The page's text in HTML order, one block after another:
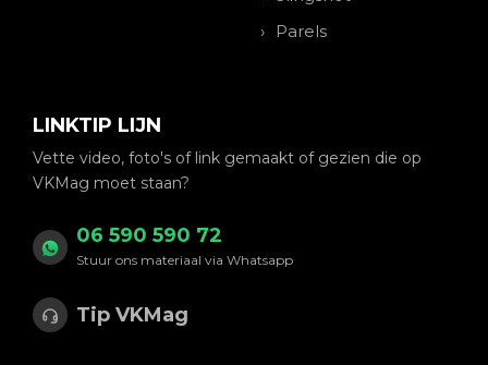
Parels
LINKTIP LIJN
Vette video, foto's of link gemaakt of gezien die op
VKMag moet staan?
06 590 590 72
Stuur ons materiaal via Whatsapp
Tip VKMag